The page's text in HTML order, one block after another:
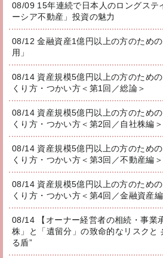
08/09 15年連続で日本人のロングステ
ーシア不動産」投資の魅力
08/12 金融資産1億円以上の方のため
用」
08/14 資産規模5億円以上の方のため
くり方・つかい方＜第1回／総論＞
08/14 資産規模5億円以上の方のため
くり方・つかい方＜第2回／自社株編＞
08/14 資産規模5億円以上の方のため
くり方・つかい方＜第3回／不動産編＞
08/14 資産規模5億円以上の方のため
くり方・つかい方＜第4回／金融資産編
08/14 【オーナー経営者の相続・事業
株」と「遺留分」の致命的なリスクと
る盾”